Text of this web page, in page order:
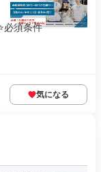
必須条件 ￣￣￣￣
気になる